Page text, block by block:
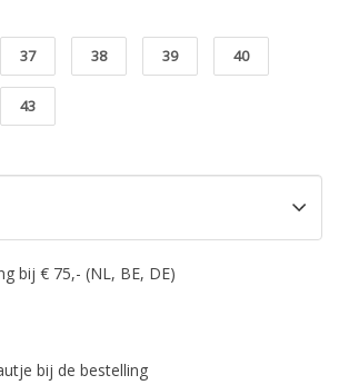
37 38 39 40
43
bij € 75,- (NL, BE, DE)
bij de bestelling